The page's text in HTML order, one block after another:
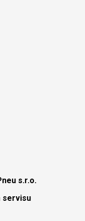
s.r.o.
servisu